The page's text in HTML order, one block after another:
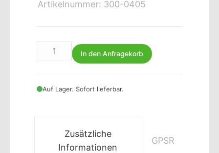
Artikelnummer: 300-0405
In den Anfragekorb
Auf Lager. Sofort lieferbar.
Zusätzliche
Informationen
GPSR